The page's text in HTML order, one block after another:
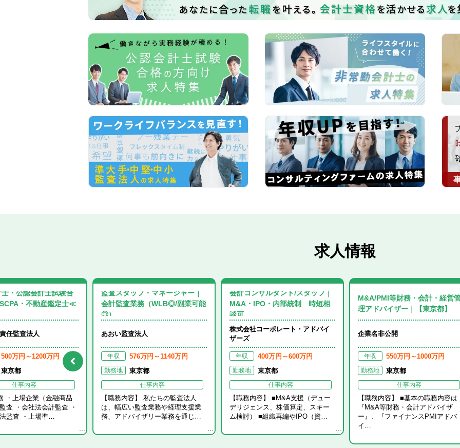
保有資格
公認会計士
会計士試験合格
北海道・東北エリア
関東エリア
北海道・東北エリア すべて
北海道 青森県
岩手県
関東エリア すべて
茨城県 栃木県
群馬県
北陸・甲信越エリア すべて
新潟県 富山県
石川県
東海エリア すべて
岐阜県 静岡県
愛知県
関西エリア すべて
滋賀県 京都府
大阪府
中国・四国エリア すべて
鳥取県 島根県
岡山県
九州・沖縄エリア すべて
福岡県 佐賀県
長崎県
監査法人
会計事務所・税理士法人
キーワードから探す
人気のキーワードから探す
注目の求人 注目の求人
公認会計士
求人情報
任監査法人
・公認会計士試験合
・不動産鑑定士≪
500万円～1200万円
東京都
仕事内容
・上場企業（金融商品
査 ・会社法会計監査 ・
監査 ・上場準…
あおい監査法人
監査スタッフ・マネージャー｜
会計監査業務（WLB◎/副業可能
◎）…
年収 576万円～1140万円
勤務地 東京都
仕事内容
【職務内容】 私たちの監査法人
は、幅広い監査業務や経理支援業
務、アドバイザリー業務を通じ…
株式会社コーポレート・アドバイ
ザーズ
会計コンサルタント/スタッフ｜
M&A・IPO・内部統制 時短相
談可…
年収 400万円～600万円
勤務地 東京都
仕事内容
【職務内容】 ■M&A支援（デュー
デリジェンス、株価算定、スキー
ム検討） ■組織再編やIPO（資…
企業名非公開
M&A/PMI等財務・会計・経営
理アドバイザー｜【東京都】
年収 550万円～1000万円
勤務地 東京都
仕事内容
【職務内容】 ■基本の職務内容は
『M&A等財務・会計アドバイザ
ー』、『ファイナンスPMIアドバ
イ…